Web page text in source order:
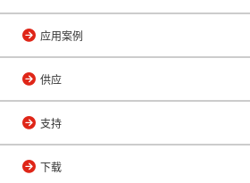
应用案例
供应
支持
下载